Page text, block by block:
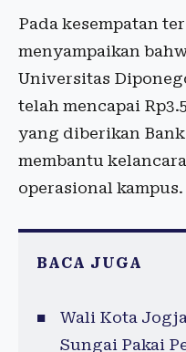
Pada kesempatan
menyampaikan
Universitas
telah mencapai
yang diberikan
membantu
operasional kampus.
BACA JUGA
Wali Kota
Sungai Pakai